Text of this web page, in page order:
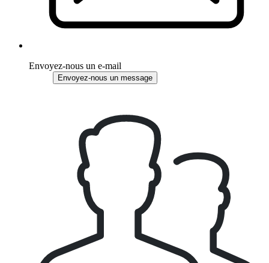
Envoyez-nous un e-mail
Envoyez-nous un message